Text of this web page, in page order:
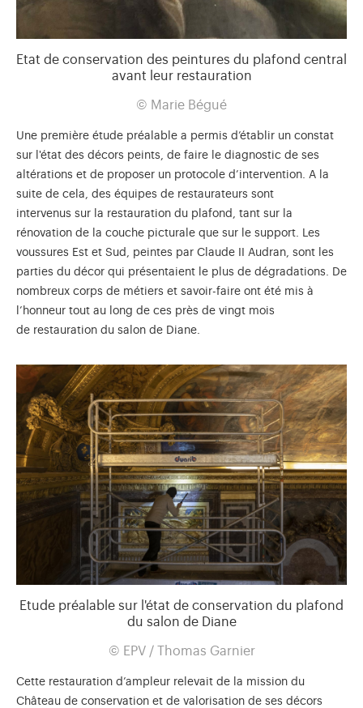
Etat de conservation des peintures du plafond central
avant leur restauration
© Marie Bégué
Une première étude préalable a permis d’établir un constat
sur l'état des décors peints, de faire le diagnostic de ses
altérations et de proposer un protocole d’intervention. A la
suite de cela, des équipes de restaurateurs sont
intervenus sur la restauration du plafond, tant sur la
rénovation de la couche picturale que sur le support. Les
voussures Est et Sud, peintes par Claude II Audran, sont les
parties du décor qui présentaient le plus de dégradations. De
nombreux corps de métiers et savoir-faire ont été mis à
l’honneur tout au long de ces près de vingt mois
de restauration du salon de Diane.
Etude préalable sur l'état de conservation du plafond
du salon de Diane
© EPV / Thomas Garnier
Cette restauration d’ampleur relevait de la mission du
Château de conservation et de valorisation de ses décors